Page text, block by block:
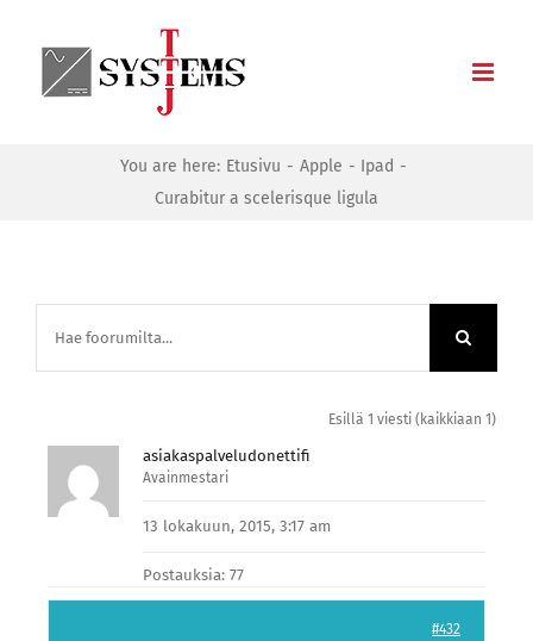
content
You are here: Etusivu Apple
Ipad
Curabitur a scelerisque ligula
Esillä 1 viesti (kaikkiaan 1)
asiakaspalveludonettifi
Avainmestari
13 lokakuun, 2015, 3:17 am
Postauksia: 77
#432